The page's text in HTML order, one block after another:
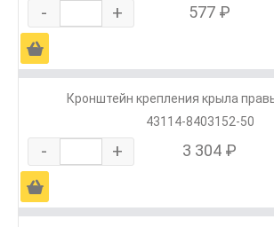
- + 577 ₽
Ä
Кронштейн крепления крыла
43114-8403152-50
- + 3 304 ₽
Ä